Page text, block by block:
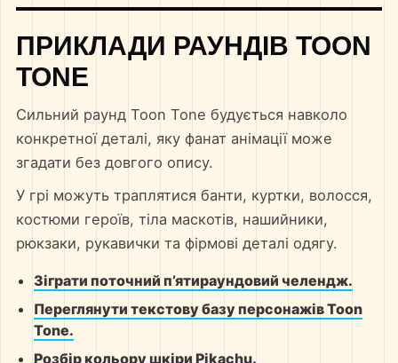
ПРИКЛАДИ РАУНДІВ TOON
TONE
Сильний раунд Toon Tone будується навколо
конкретної деталі, яку фанат анімації може
згадати без довгого опису.
У грі можуть траплятися банти, куртки, волосся,
костюми героїв, тіла маскотів, нашийники,
рюкзаки, рукавички та фірмові деталі одягу.
Зіграти поточний п’ятираундовий челендж.
Переглянути текстову базу персонажів Toon
Tone.
Розбір кольору шкіри Pikachu.